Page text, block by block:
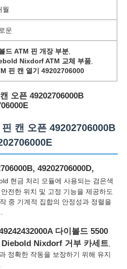
월
운
드 ATM 핀 개장 부분
Nixdorf ATM 교체 부품
핀 캔 열기 49202706000
오픈 49202706000B
캔 오픈 49202706000B
49202706000D,
현금 처리 모듈에 사용되는 검은색
전한 위치 및 고정 기능을 제공하도
중 기계적 집합의 안정성과 정렬을
다이볼드 5500
Diebold Nixdorf 거부 카세트
정확한 작동을 보장하기 위해 유지